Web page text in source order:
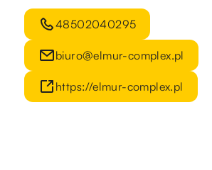
48502040295
biuro@elmur-complex.pl
https://elmur-complex.pl